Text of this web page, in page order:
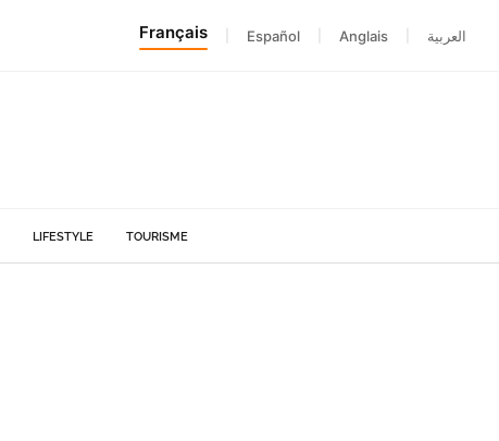
Français Español Anglais العربية
LIFESTYLE TOURISME